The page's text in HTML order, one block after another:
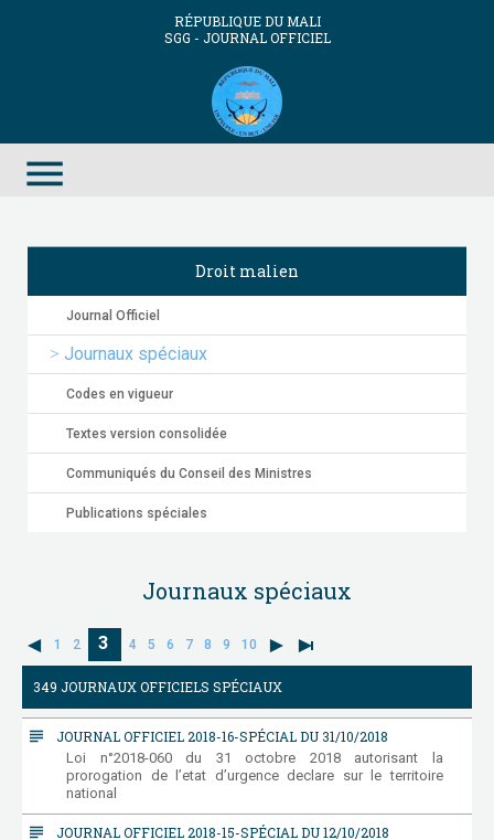
RÉPUBLIQUE DU MALI
SGG - JOURNAL OFFICIEL
menu
Droit malien
Journal Officiel
Journaux spéciaux
Codes en vigueur
Textes version consolidée
Communiqués du Conseil des Ministres
Publications spéciales
Journaux spéciaux
1 2 3 4 5 6 7 8 9 10
349 JOURNAUX OFFICIELS SPÉCIAUX
subject JOURNAL OFFICIEL 2018-16-SPÉCIAL DU 31/10/2018
Loi n°2018-060 du 31 octobre 2018 autorisant la
prorogation de l’etat d’urgence declare sur le territoire
national
subject JOURNAL OFFICIEL 2018-15-SPÉCIAL DU 12/10/2018